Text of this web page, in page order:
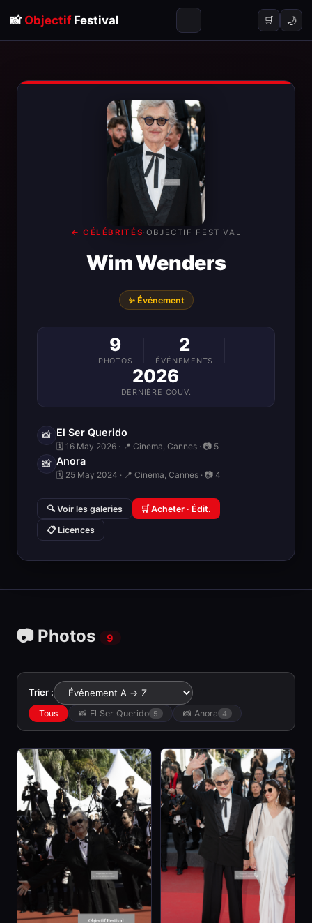
📸 ObjectifFestival 🛒 🌙
← CÉLÉBRITÉS· OBJECTIF FESTIVAL
Wim Wenders
✨ Événement
9
PHOTOS
2
ÉVÉNEMENTS
2026
DERNIÈRE COUV.
📸 El Ser Querido
🗓 16 May 2026 · 📍 Cinema, Cannes · 📷 5
📸 Anora
🗓 25 May 2024 · 📍 Cinema, Cannes · 📷 4
🔍 Voir les galeries 🛒 Acheter · Édit.
📋 Licences
📷 Photos 9
Trier :
Tous 📸 El Ser Querido 5 📸 Anora 4